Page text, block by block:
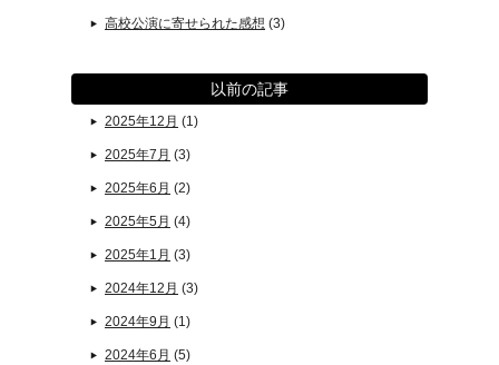
高校公演に寄せられた感想 (3)
以前の記事
2025年12月 (1)
2025年7月 (3)
2025年6月 (2)
2025年5月 (4)
2025年1月 (3)
2024年12月 (3)
2024年9月 (1)
2024年6月 (5)